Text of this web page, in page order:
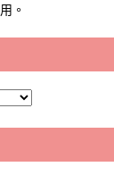
。